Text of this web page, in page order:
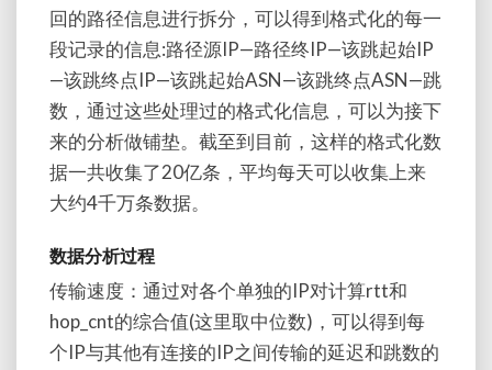
回的路径信息进行拆分，可以得到格式化的每一
段记录的信息:路径源IP—路径终IP—该跳起始IP
—该跳终点IP—该跳起始ASN—该跳终点ASN—跳
数，通过这些处理过的格式化信息，可以为接下
来的分析做铺垫。截至到目前，这样的格式化数
据一共收集了20亿条，平均每天可以收集上来
大约4千万条数据。
数据分析过程
传输速度：通过对各个单独的IP对计算rtt和
hop_cnt的综合值(这里取中位数)，可以得到每
个IP与其他有连接的IP之间传输的延迟和跳数的